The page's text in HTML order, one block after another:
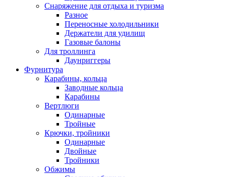
Снаряжение для отдыха и туризма
Разное
Переносные холодильники
Держатели для удилищ
Газовые балоны
Для троллинга
Даунриггеры
Фурнитура
Карабины, кольца
Заводные кольца
Карабины
Вертлюги
Одинарные
Тройные
Крючки, тройники
Одинарные
Двойные
Тройники
Обжимы